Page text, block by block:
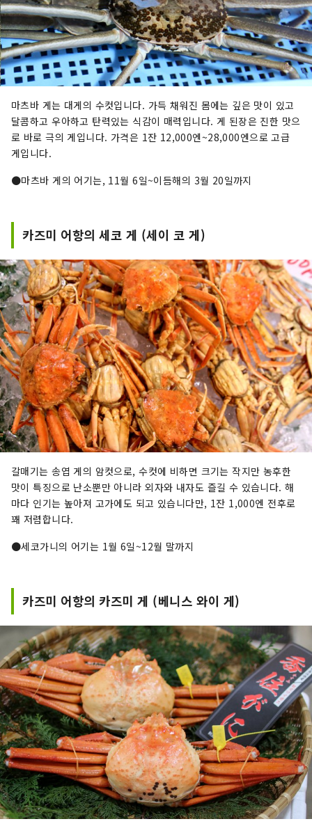
마츠바 게는 대게의 수컷입니다. 가득 채워진 몸에는 깊은 맛이 있고
달콤하고 우아하고 탄력있는 식감이 매력입니다. 게 된장은 진한 맛으
로 바로 극의 게입니다. 가격은 1잔 12,000엔~28,000엔으로 고급
게입니다.
●마츠바 게의 어기는, 11월 6일~이듬해의 3월 20일까지
카즈미 어항의 세코 게 (세이 코 게)
갈매기는 송엽 게의 암컷으로, 수컷에 비하면 크기는 작지만 농후한
맛이 특징으로 난소뿐만 아니라 외자와 내자도 즐길 수 있습니다. 해
마다 인기는 높아져 고가에도 되고 있습니다만, 1잔 1,000엔 전후로
꽤 저렴합니다.
●세코가니의 어기는 1월 6일~12월 말까지
카즈미 어항의 카즈미 게 (베니스 와이 게)